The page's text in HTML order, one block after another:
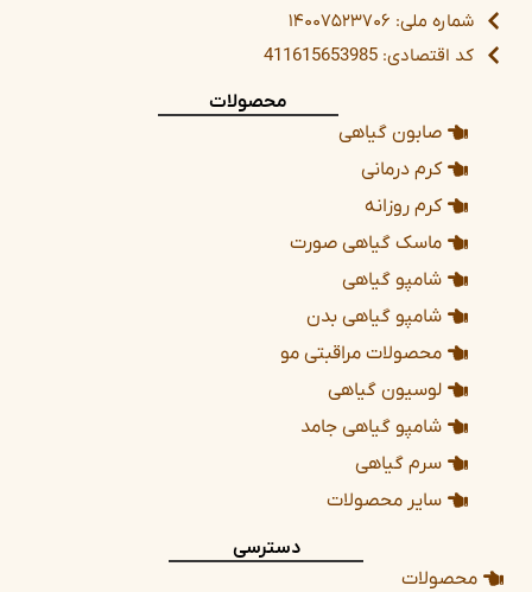
شماره ملی: ۱۴۰۰۷۵۲۳۷۰۶
کد اقتصادی: 411615653985
محصولات
صابون گیاهی
کرم درمانی
کرم روزانه
ماسک گیاهی صورت
شامپو گیاهی
شامپو گیاهی بدن
محصولات مراقبتی مو
لوسیون گیاهی
شامپو گیاهی جامد
سرم گیاهی
سایر محصولات
دسترسی
محصولات